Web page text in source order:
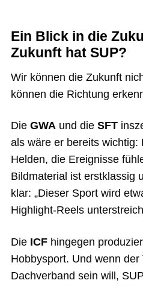
Ein Blick in die
Zukunft hat SUP?
Wir können die Zukunft
können die Richtung
Die GWAund die SFT
als wäre er bereits wichtig:
Helden, die Ereignisse
Bildmaterial ist erstklassig
klar: „Dieser Sport wird
Highlight-Reels
Die ICFhingegen
Hobbysport. Und wenn
Dachverband sein will,